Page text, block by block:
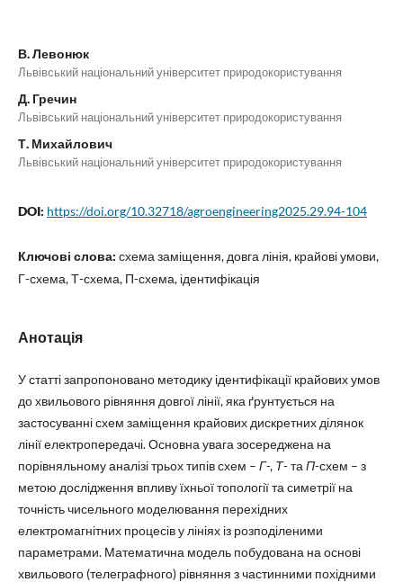
В. Левонюк
Львівський національний університет природокористування
Д. Гречин
Львівський національний університет природокористування
Т. Михайлович
Львівський національний університет природокористування
DOI: https://doi.org/10.32718/agroengineering2025.29.94-104
Ключові слова: схема заміщення, довга лінія, крайові умови,
Г-схема, Т-схема, П-схема, ідентифікація
Анотація
У статті запропоновано методику ідентифікації крайових умов
до хвильового рівняння довгої лінії, яка ґрунтується на
застосуванні схем заміщення крайових дискретних ділянок
лінії електропередачі. Основна увага зосереджена на
порівняльному аналізі трьох типів схем – Γ-, Т- та Π-схем – з
метою дослідження впливу їхньої топології та симетрії на
точність чисельного моделювання перехідних
електромагнітних процесів у лініях із розподіленими
параметрами. Математична модель побудована на основі
хвильового (телеграфного) рівняння з частинними похідними